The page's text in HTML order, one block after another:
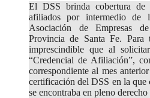
El DSS brinda cobertura de
afiliados por intermedio de
Asociación de Empresas
Provincia de Santa Fe. Para
imprescindible que al
“Credencial de Afiliación”,
correspondiente al mes
certificación del DSS en la
se encontraba en pleno